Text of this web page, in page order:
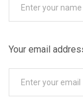
Your email